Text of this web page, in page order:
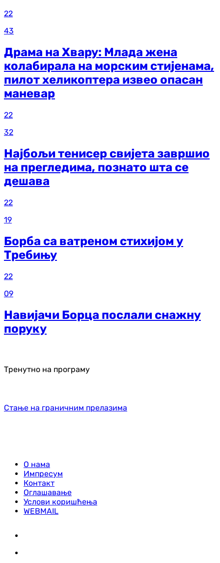
22
43
Драма на Хвару: Млада жена
колабирала на морским стијенама,
пилот хеликоптера извео опасан
маневар
22
32
Најбољи тенисер свијета завршио
на прегледима, познато шта се
дешава
22
19
Борба са ватреном стихијом у
Требињу
22
09
Навијачи Борца послали снажну
поруку
Тренутно на програму
Стање на граничним прелазима
О нама
Импресум
Контакт
Оглашавање
Услови коришћења
WEBMAIL